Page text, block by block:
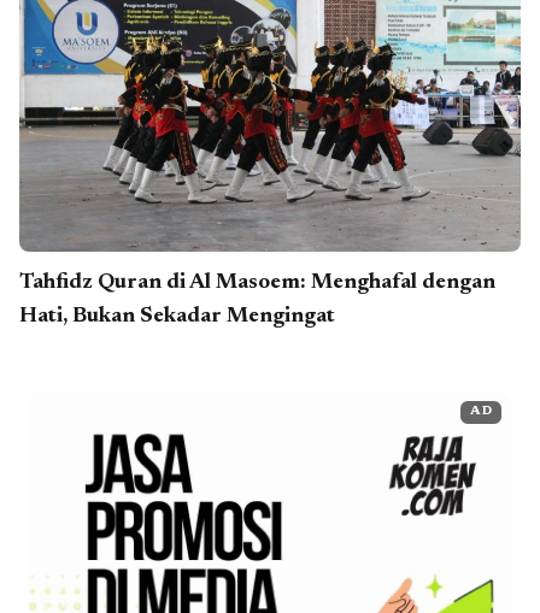
Tahfidz Quran di Al Masoem: Menghafal dengan
Hati, Bukan Sekadar Mengingat
AD